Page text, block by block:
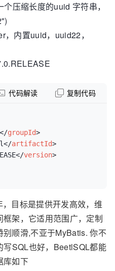
压缩长度的uuid 字符串，
内置uuid，uuid22，
</groupId>
</artifactId>
</version>
代码解读 复制代码
目标是提供开发高效，维
架，它适用范围广，定制
顺滑,不亚于MyBatis. 你不
SQL也好，BeetlSQL都能
库如下